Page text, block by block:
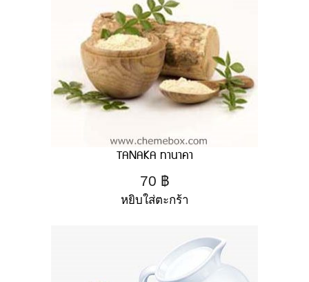
TANAKA ทานาคา
70 ฿
หยิบใส่ตะกร้า